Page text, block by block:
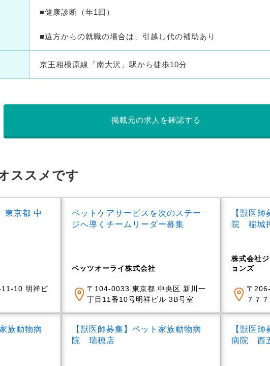
■健康診断（年1回）
■遠方からの就職の場合は、引越し代の補助あり
京王相模原線「南大沢」駅から徒歩10分
掲載元の求人を確認する
ススメです
京都 中
10 明祥ビ
ペットケアサービスを次のステー
ジへ導くチームリーダー募集
ペッツオーライ株式会社
〒104-0033 東京都 中央区 新川一
丁目11番10号明祥ビル 3B号室
【獣医
院 稲城
株式会社
ョンズ
〒
７７
族動物病
【獣医師募集】ペット家族動物病
院 瑞穂店
【獣医
病院 西